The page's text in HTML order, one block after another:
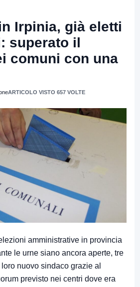
Irpinia, già eletti
superato il
comuni con una
ARTICOLO VISTO 657 VOLTE
amministrative in provincia
le urne siano ancora aperte, tre
nuovo sindaco grazie al
previsto nei centri dove era